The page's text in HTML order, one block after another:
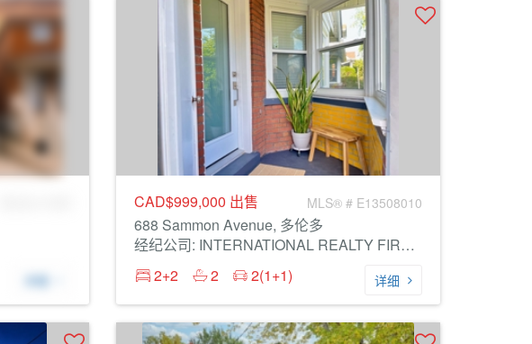
详细
CAD$999,000 出售 MLS® # E13508010
688 Sammon Avenue, 多伦多
经纪公司: INTERNATIONAL REALTY FIRM, INC.
2+2
2 2(1+1) 详细